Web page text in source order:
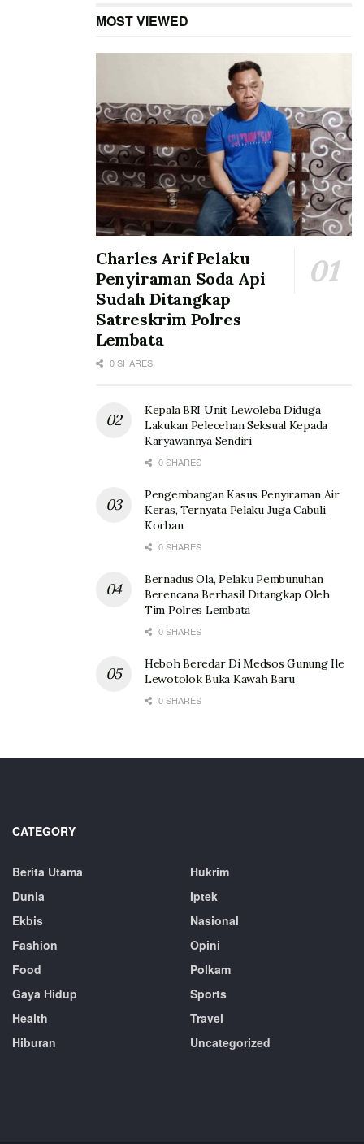
MOST VIEWED
Charles Arif Pelaku
Penyiraman Soda Api
Sudah Ditangkap
Satreskrim Polres
Lembata
0 SHARES
Kepala BRI Unit Lewoleba Diduga
Lakukan Pelecehan Seksual Kepada
Karyawannya Sendiri
0 SHARES
Pengembangan Kasus Penyiraman Air
Keras, Ternyata Pelaku Juga Cabuli
Korban
0 SHARES
Bernadus Ola, Pelaku Pembunuhan
Berencana Berhasil Ditangkap Oleh
Tim Polres Lembata
0 SHARES
Heboh Beredar Di Medsos Gunung Ile
Lewotolok Buka Kawah Baru
0 SHARES
CATEGORY
Berita Utama
Dunia
Ekbis
Fashion
Food
Gaya Hidup
Health
Hiburan
Hukrim
Iptek
Nasional
Opini
Polkam
Sports
Travel
Uncategorized